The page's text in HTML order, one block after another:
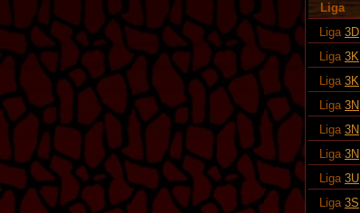
Liga
Liga 3D
Liga 3K
Liga 3K
Liga 3N
Liga 3N
Liga 3N
Liga 3U
Liga 3S